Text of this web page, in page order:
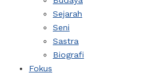
Sejarah
Seni
Sastra
Biografi
Fokus